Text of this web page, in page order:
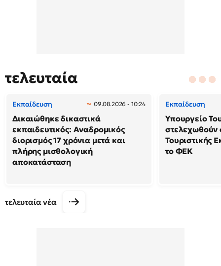
τελευταία
Εκπαίδευση 09.08.2026 - 10:24
Δικαιώθηκε δικαστικά
εκπαιδευτικός: Αναδρομικός
διορισμός 17 χρόνια μετά και
πλήρης μισθολογική
αποκατάσταση
Εκπαίδευση
Υπουργείο
στελεχωθούν
Τουριστικής
το ΦΕΚ
τελευταία νέα